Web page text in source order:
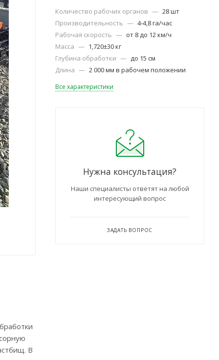
В
Количество рабочих органов — 28 шт
Производительность — 4-4,8 га/час
Рабочая скорость — от 8 до 12 км/ч
Масса — 1,720±30 кг
Глубина обработки — до 15 см
Длина — 2 000 мм в рабочем положении
Все характеристики
Нужна консультация?
Наши специалисты ответят на любой
интересующий вопрос
ЗАДАТЬ ВОПРОС